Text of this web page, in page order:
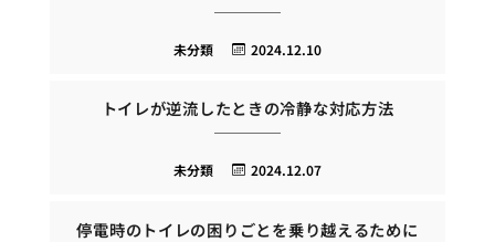
2024.12.10
未分類
トイレが逆流したときの冷静な対応方法
2024.12.07
未分類
停電時のトイレの困りごとを乗り越えるために